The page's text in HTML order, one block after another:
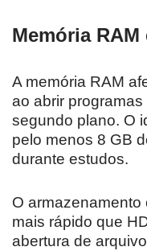
Memória RAM
A memória RAM
ao abrir
segundo plano. O
pelo menos 8 GB
durante estudos.
O armazenamento
mais rápido que
abertura de